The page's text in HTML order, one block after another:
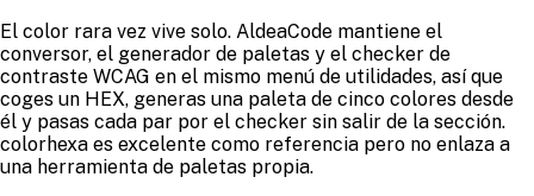
El color rara vez vive solo. AldeaCode mantiene el
conversor, el generador de paletas y el checker de
contraste WCAG en el mismo menú de utilidades, así que
coges un HEX, generas una paleta de cinco colores desde
él y pasas cada par por el checker sin salir de la sección.
colorhexa es excelente como referencia pero no enlaza a
una herramienta de paletas propia.